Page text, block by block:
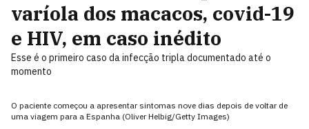
varíola dos macacos, covid-19
e HIV, em caso inédito
Esse é o primeiro caso da infecção tripla documentado até o
momento
O paciente começou a apresentar sintomas nove dias depois de voltar de
uma viagem para a Espanha (Oliver Helbig/Getty Images)